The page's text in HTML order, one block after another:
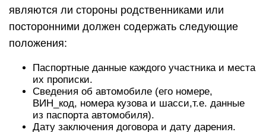
являются ли стороны родственниками или
посторонними должен содержать следующие
положения:
Паспортные данные каждого участника и места
их прописки.
Сведения об автомобиле (его номере,
ВИН_код, номера кузова и шасси,т.е. данные
из паспорта автомобиля).
Дату заключения договора и дату дарения.